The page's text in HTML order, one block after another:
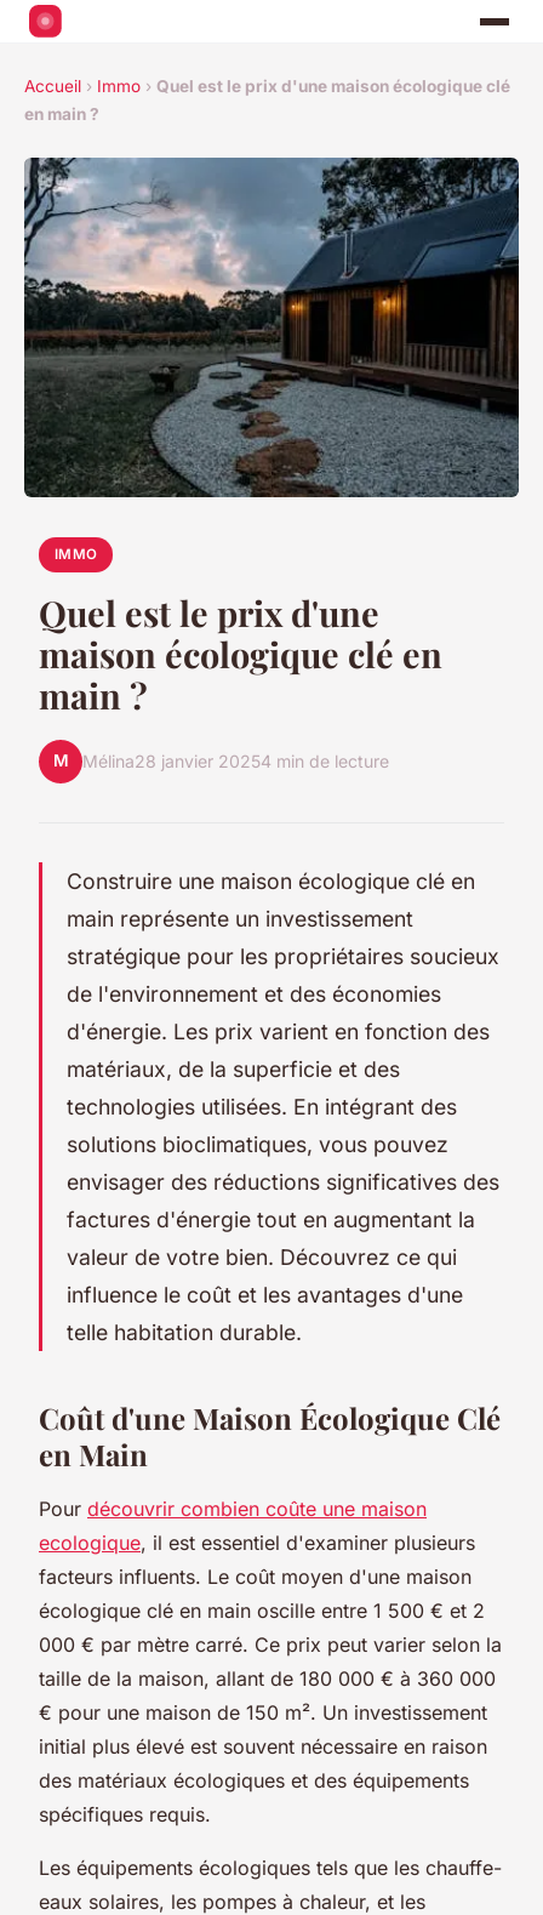
Accueil › Immo › Quel est le prix d'une maison écologique clé
en main ?
IMMO
Quel est le prix d'une
maison écologique clé en
main ?
M Mélina28 janvier 20254 min de lecture
Construire une maison écologique clé en
main représente un investissement
stratégique pour les propriétaires soucieux
de l'environnement et des économies
d'énergie. Les prix varient en fonction des
matériaux, de la superficie et des
technologies utilisées. En intégrant des
solutions bioclimatiques, vous pouvez
envisager des réductions significatives des
factures d'énergie tout en augmentant la
valeur de votre bien. Découvrez ce qui
influence le coût et les avantages d'une
telle habitation durable.
Coût d'une Maison Écologique Clé
en Main
Pour découvrir combien coûte une maison
ecologique, il est essentiel d'examiner plusieurs
facteurs influents. Le coût moyen d'une maison
écologique clé en main oscille entre 1 500 € et 2
000 € par mètre carré. Ce prix peut varier selon la
taille de la maison, allant de 180 000 € à 360 000
€ pour une maison de 150 m². Un investissement
initial plus élevé est souvent nécessaire en raison
des matériaux écologiques et des équipements
spécifiques requis.
Les équipements écologiques tels que les chauffe-
eaux solaires, les pompes à chaleur, et les